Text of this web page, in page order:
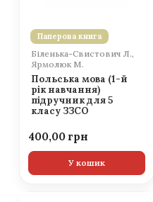
Паперова книга
Біленька-Свистович Л.,
Ярмолюк М.
Польська мова (1-й
рік навчання)
підручник для 5
класу ЗЗСО
400,00
У кошик